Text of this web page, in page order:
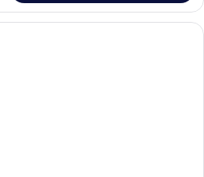
Kamar Double Standar | Tirai kedap